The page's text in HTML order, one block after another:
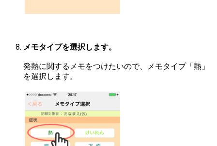
メモタイプを選択します。
発熱に関するメモをつけたいので、メモタイプ「熱」
を選択します。